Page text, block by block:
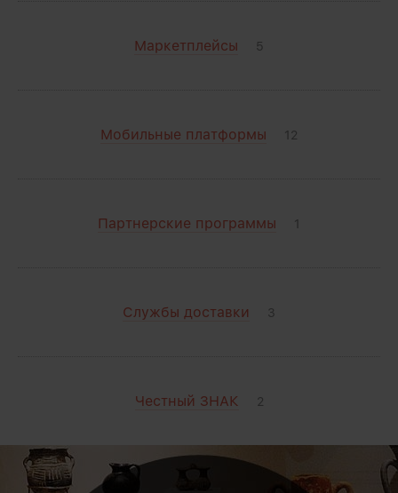
Маркетплейсы 5
Мобильные платформы 12
Партнерские программы 1
Службы доставки 3
Честный ЗНАК 2